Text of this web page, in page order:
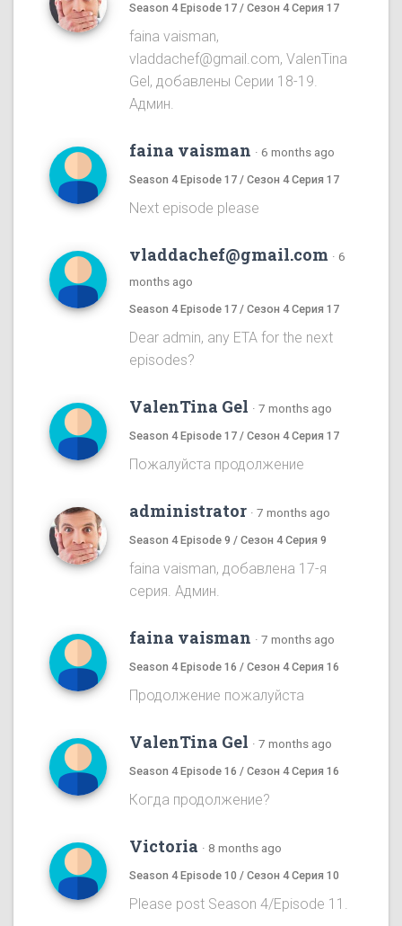
Season 4 Episode 17 / Сезон 4 Серия 17
faina vaisman,
vladdachef@gmail.com, ValenTina
Gel, добавлены Серии 18-19.
Админ.
faina vaisman · 6 months ago
Season 4 Episode 17 / Сезон 4 Серия 17
Next episode please
vladdachef@gmail.com · 6
months ago
Season 4 Episode 17 / Сезон 4 Серия 17
Dear admin, any ETA for the next
episodes?
ValenTina Gel · 7 months ago
Season 4 Episode 17 / Сезон 4 Серия 17
Пожалуйста продолжение
administrator · 7 months ago
Season 4 Episode 9 / Сезон 4 Серия 9
faina vaisman, добавлена 17-я
серия. Админ.
faina vaisman · 7 months ago
Season 4 Episode 16 / Сезон 4 Серия 16
Продолжение пожалуйста
ValenTina Gel · 7 months ago
Season 4 Episode 16 / Сезон 4 Серия 16
Когда продолжение?
Victoria · 8 months ago
Season 4 Episode 10 / Сезон 4 Серия 10
Please post Season 4/Episode 11.